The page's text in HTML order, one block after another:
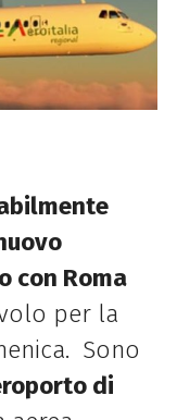
con Roma
per la
Sono
di